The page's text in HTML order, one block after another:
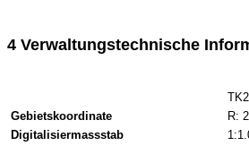
4 Verwaltungstechnische
Gebietskoordinate
R:
Digitalisiermassstab